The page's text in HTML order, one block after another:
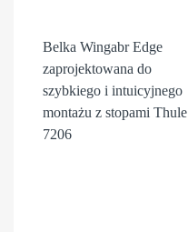
Belka Wingabr Edge
zaprojektowana do
szybkiego i intuicyjnego
montażu z stopami Thule
7206